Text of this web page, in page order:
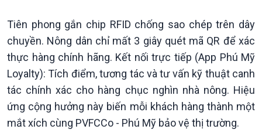
Tin Văn hoá & Du lịch
Chát với người nổi tiếng
Multimedia
Video
Tiên phong gắn chip RFID chống sao chép trên dây
chuyền. Nông dân chỉ mất 3 giây quét mã QR để xác
thực hàng chính hãng. Kết nối trực tiếp (App Phú Mỹ
Loyalty): Tích điểm, tương tác và tư vấn kỹ thuật canh
tác chính xác cho hàng chục nghìn nhà nông. Hiệu
ứng cộng hưởng này biến mỗi khách hàng thành một
mắt xích cùng PVFCCo - Phú Mỹ bảo vệ thị trường.